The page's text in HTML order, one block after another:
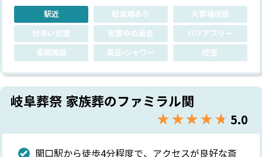
駅近 駐車場あり
火葬場併設
付添い安置
安置中の面会
バリアフリー
仮眠施設
風呂•シャワー 控室
岐阜葬祭 家族葬のファミラル関
★★★★★
☆☆☆☆☆ 5.0
関口駅から徒歩4分程度で、アクセスが良好な斎